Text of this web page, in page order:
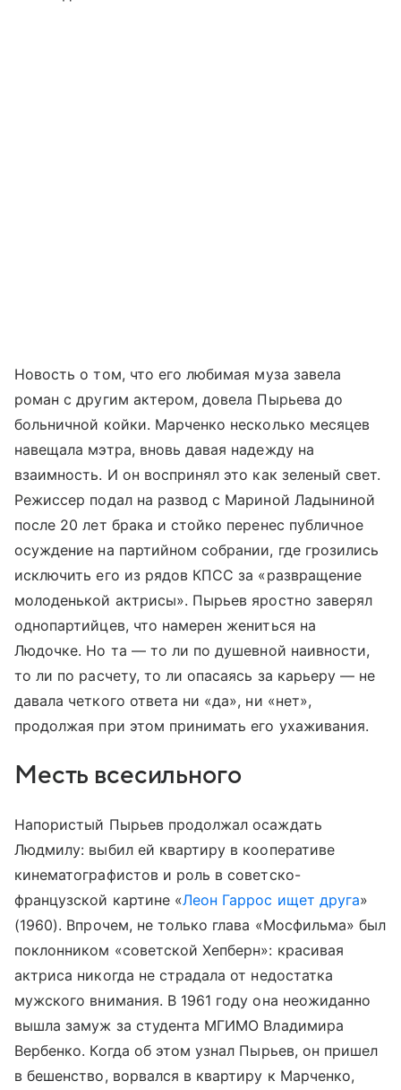
Новость о том, что его любимая муза завела
роман с другим актером, довела Пырьева до
больничной койки. Марченко несколько месяцев
навещала мэтра, вновь давая надежду на
взаимность. И он воспринял это как зеленый свет.
Режиссер подал на развод с Мариной Ладыниной
после 20 лет брака и стойко перенес публичное
осуждение на партийном собрании, где грозились
исключить его из рядов КПСС за «развращение
молоденькой актрисы». Пырьев яростно заверял
однопартийцев, что намерен жениться на
Людочке. Но та — то ли по душевной наивности,
то ли по расчету, то ли опасаясь за карьеру — не
давала четкого ответа ни «да», ни «нет»,
продолжая при этом принимать его ухаживания.
Месть всесильного
Напористый Пырьев продолжал осаждать
Людмилу: выбил ей квартиру в кооперативе
кинематографистов и роль в советско-
французской картине «Леон Гаррос ищет друга»
(1960). Впрочем, не только глава «Мосфильма» был
поклонником «советской Хепберн»: красивая
актриса никогда не страдала от недостатка
мужского внимания. В 1961 году она неожиданно
вышла замуж за студента МГИМО Владимира
Вербенко. Когда об этом узнал Пырьев, он пришел
в бешенство, ворвался в квартиру к Марченко,